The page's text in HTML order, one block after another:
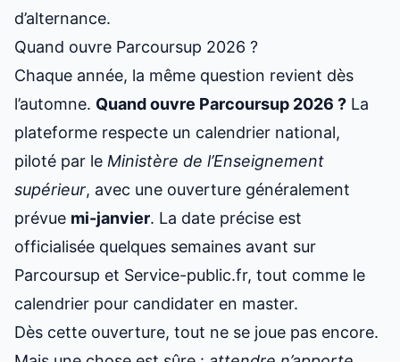
d’alternance.
Quand ouvre Parcoursup 2026 ?
Chaque année, la même question revient dès
l’automne. Quand ouvre Parcoursup 2026 ? La
plateforme respecte un calendrier national,
piloté par le Ministère de l’Enseignement
supérieur, avec une ouverture généralement
prévue mi-janvier. La date précise est
officialisée quelques semaines avant sur
Parcoursup et Service-public.fr, tout comme le
calendrier pour candidater en master.
Dès cette ouverture, tout ne se joue pas encore.